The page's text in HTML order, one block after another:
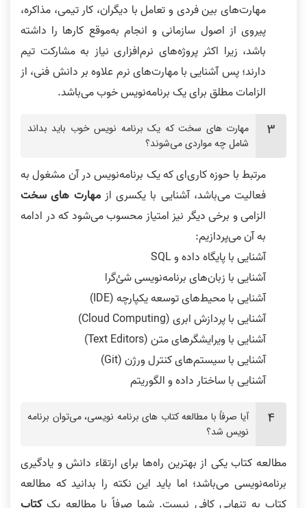
مهارت‌های بین فردی و تعامل با دیگران، کار تیمی، مذاکره،
پیروی از اصول سازمانی و انجام به‌موقع کارها را داشته
باشد، زیرا اکثر پروژه‌های نرم‌افزاری نیاز به مشارکت تیم
دارند؛ پس آشنایی با مهارت‌های نرم علاوه بر دانش فنی، از
الزامات مطلق برای یک برنامه‌نویس خوب می‌باشد.
مهارت های سخت که یک برنامه نویس خوب باید بداند
شامل چه مواردی می‌شوند؟
مرتبط با حوزه کاری‌ای که یک برنامه‌نویس در آن مشغول به
فعالیت می‌باشد، آشنایی با یکسری ازمهارت های سخت
الزامی و برخی دیگر نیز امتیاز محسوب می‌شود که در ادامه
به آن می‌پردازیم:
آشنایی با پایگاه داده و SQL
آشنایی با زبان‌های برنامه‌نویسی شئ‌گرا
آشنایی با محیط‌های توسعه یکپارچه (IDE)
آشنایی با پردازش ابری (Cloud Computing)
آشنایی با ویرایشگرهای متن (Text Editors)
آشنایی با سیستم‌های کنترل ورژن (Git)
آشنایی با ساختار داده و الگوریتم
آیا صرفاً با مطالعه کتاب های برنامه نویسی، می‌توان برنامه
نویس شد؟
مطالعه کتاب یکی از بهترین راه‌ها برای ارتقاء دانش و یادگیری
برنامه‌نویسی می‌باشد؛ اما باید این نکته را بدانید که مطالعه